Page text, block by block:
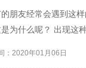
朋友经常会遇到这
为什么呢？ 出现这
：2020年01月06日